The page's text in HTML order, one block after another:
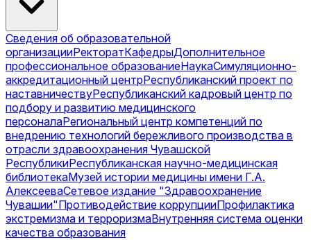
Сведения об образовательной
организацииРекторатКафедрыДополнительное
профессиональное образованиеНаукаСимуляционно-
аккредитационный центрРеспубликанский проект по
наставничествуРеспубликанский кадровый центр по
подбору и развитию медицинского
персоналаРегиональный центр компетенций по
внедрению технологий бережливого производства в
отрасли здравоохранения Чувашской
РеспубликиРеспубликанская научно-медицинская
библиотекаМузей истории медицины имени Г.А.
АлексееваСетевое издание "Здравоохранение
Чувашии"Противодействие коррупцииПрофилактика
экстремизма и терроризмаВнутренняя система оценки
качества образования